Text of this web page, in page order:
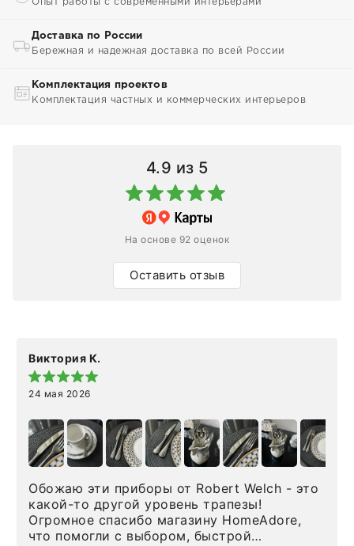
Опыт работы с современными интерьерами
Доставка по России
Бережная и надежная доставка по всей России
Комплектация проектов
Комплектация частных и коммерческих интерьеров
4.9 из 5
На основе 92 оценок
Оставить отзыв
Виктория К.
24 мая 2026
Обожаю эти приборы от Robert Welch - это
какой-то другой уровень трапезы!
Огромное спасибо магазину HomeAdore,
что помогли с выбором, быстрой